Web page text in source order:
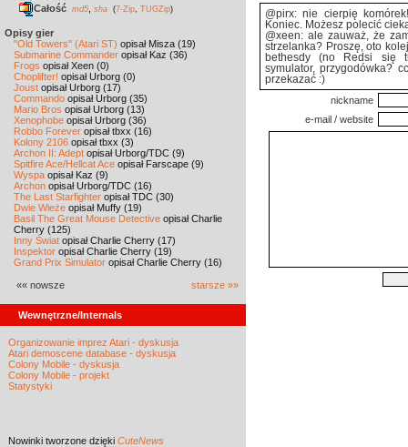
Całość md5 sha (7-Zip TUGZip)
Opisy gier
"Old Towers" (Atari ST) opisał Misza (19)
Submarine Commander opisał Kaz (36)
Frogs opisał Xeen (0)
Choplifter! opisał Urborg (0)
Joust opisał Urborg (17)
Commando opisał Urborg (35)
Mario Bros opisał Urborg (13)
Xenophobe opisał Urborg (36)
Robbo Forever opisał tbxx (16)
Kolony 2106 opisał tbxx (3)
Archon II: Adept opisał Urborg/TDC (9)
Spitfire Ace/Hellcat Ace opisał Farscape (9)
Wyspa opisał Kaz (9)
Archon opisał Urborg/TDC (16)
The Last Starfighter opisał TDC (30)
Dwie Wieże opisał Muffy (19)
Basil The Great Mouse Detective opisał Charlie
Cherry (125)
Inny Świat opisał Charlie Cherry (17)
Inspektor opisał Charlie Cherry (19)
Grand Prix Simulator opisał Charlie Cherry (16)
«« nowsze starsze »»
Wewnętrzne/Internals
Organizowanie imprez Atari - dyskusja
Atari demoscene database - dyskusja
Colony Mobile - dyskusja
Colony Mobile - projekt
Statystyki
Nowinki tworzone dzięki CuteNews
@pirx: nie cierpię
Koniec. Możesz polecić
@xeen: ale zauważ, że
strzelanka? Proszę, oto
bethesdy (no Redsi się
symulator, przygodówka?
przekazać :)
nickname
e-mail / website